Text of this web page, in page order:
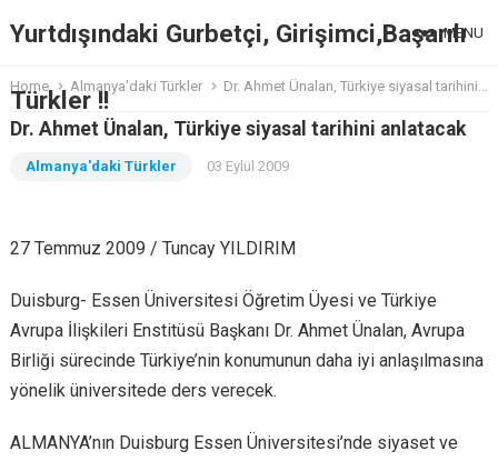
Yurtdışındaki Gurbetçi, Girişimci,Başarılı
Türkler !!
MENU
Home Almanya'daki Türkler Dr. Ahmet Ünalan, Türkiye siyasal tarihini anlatacak
Dr. Ahmet Ünalan, Türkiye siyasal tarihini anlatacak
Almanya'daki Türkler 03 Eylül 2009
27 Temmuz 2009 / Tuncay YILDIRIM
Duisburg- Essen Üniversitesi Öğretim Üyesi ve Türkiye
Avrupa İlişkileri Enstitüsü Başkanı Dr. Ahmet Ünalan, Avrupa
Birliği sürecinde Türkiye’nin konumunun daha iyi anlaşılmasına
yönelik üniversitede ders verecek.
ALMANYA’nın Duisburg Essen Üniversitesi’nde siyaset ve